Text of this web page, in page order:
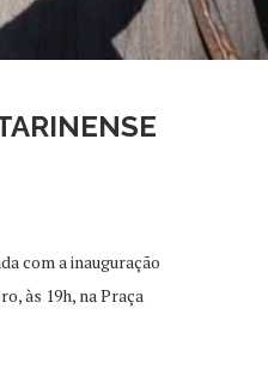
com a inauguração
às 19h, na Praça